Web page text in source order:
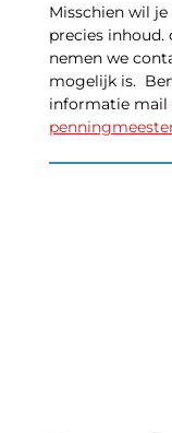
Misschien wil
precies inhoud.
nemen we
mogelijk is.
informatie mail